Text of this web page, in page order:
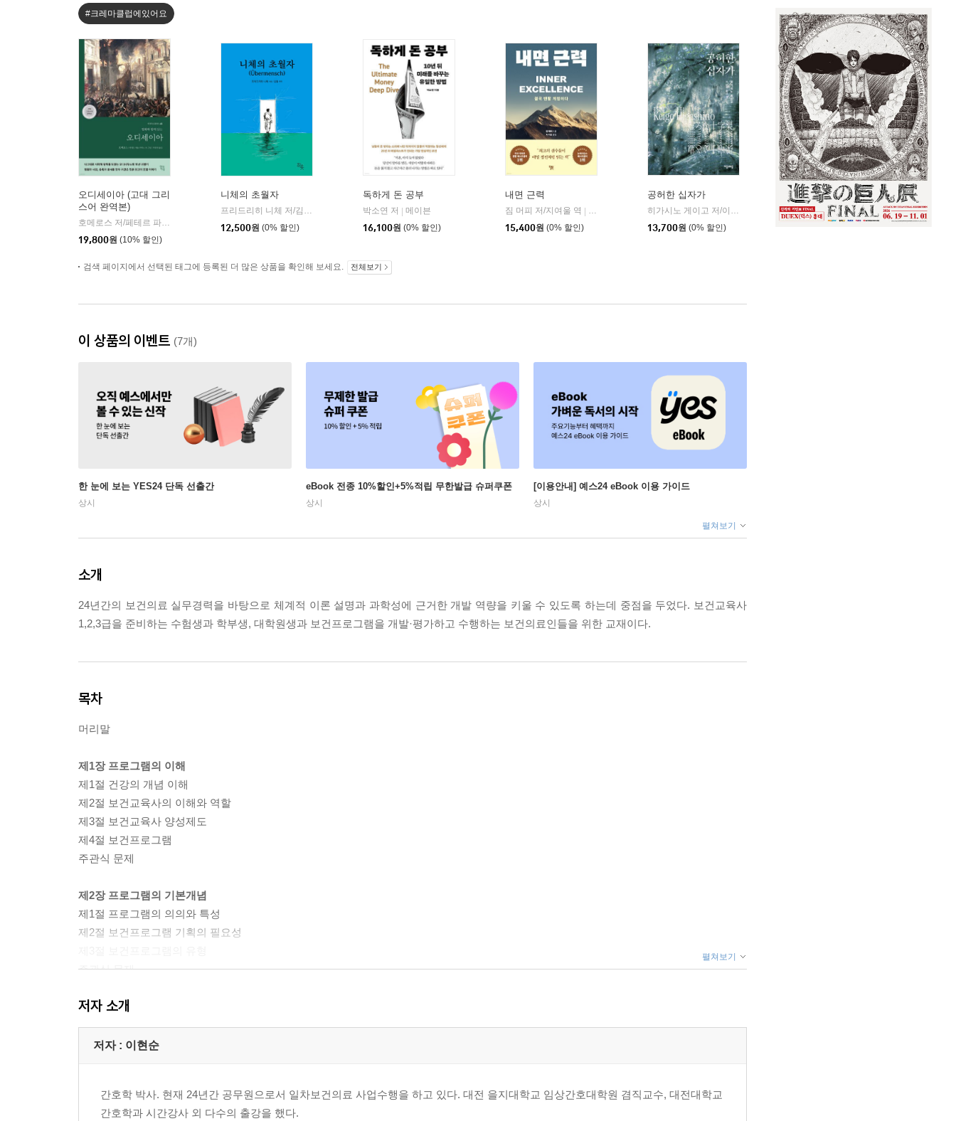
#크레마클럽에있어요
오디세이아 (고대 그리
스어 완역본)
| 현대지성
19,800원 (10% 할인)
니체의 초월자
12,500원 (0% 할인)
독하게 돈 공부
박소연 저 | 메이븐
16,100원 (0% 할인)
내면 근력
짐 머피 저/지여울 역 |
15,400원 (0% 할인)
공허한 십자가
자음과모음
13,700원 (0% 할인)
검색 페이지에서 선택된 태그에 등록된 더 많은 상품을 확인해 보세요. 전체보기
이 상품의 이벤트 (7개)
한 눈에 보는 YES24 단독 선출간
상시
eBook 전종 10%할인+5%적립 무한발급 슈퍼쿠폰
상시
[이용안내] 예스24 eBook 이용 가이드
상시
펼쳐보기
소개
24년간의 보건의료 실무경력을 바탕으로 체계적 이론 설명과 과학성에 근거한 개발 역량을 키울 수 있도록 하는데 중점을 두었다. 보건교육사
1,2,3급을 준비하는 수험생과 학부생, 대학원생과 보건프로그램을 개발·평가하고 수행하는 보건의료인들을 위한 교재이다.
목차
머리말
제1장 프로그램의 이해
제1절 건강의 개념 이해
제2절 보건교육사의 이해와 역할
제3절 보건교육사 양성제도
제4절 보건프로그램
주관식 문제
제2장 프로그램의 기본개념
제1절 프로그램의 의의와 특성
제2절 보건프로그램 기획의 필요성
주관식 문제
제3장 문제분석
제1절 문제분석
제2절 SWOT 분석
제5절 목표설정
제6절 실행계획
펼쳐보기
저자 소개
저자 : 이현순
간호학 박사. 현재 24년간 공무원으로서 일차보건의료 사업수행을 하고 있다. 대전 을지대학교 임상간호대학원 겸직교수, 대전대학교
간호학과 시간강사 외 다수의 출강을 했다.